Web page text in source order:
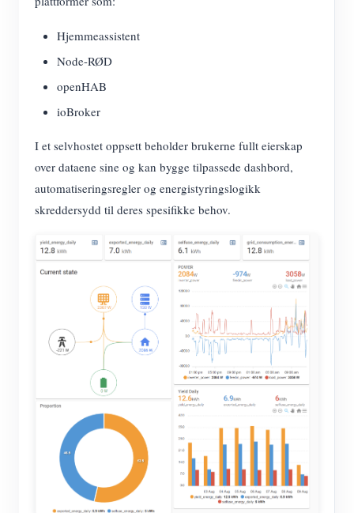
Hjemmeassistent
Node-RØD
openHAB
ioBroker
I et selvhostet oppsett beholder brukerne fullt eierskap
over dataene sine og kan bygge tilpassede dashbord,
automatiseringsregler og energistyringslogikk
skreddersydd til deres spesifikke behov.